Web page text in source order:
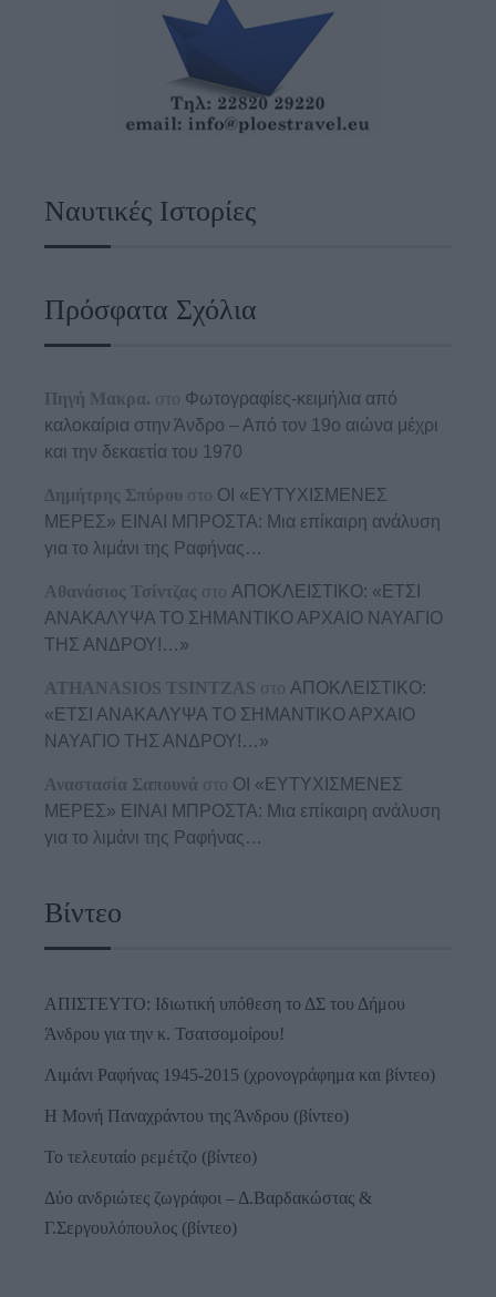
Ναυτικές Ιστορίες
Πρόσφατα Σχόλια
Πηγή Μακρα. στο Φωτογραφίες-κειμήλια από
καλοκαίρια στην Άνδρο – Από τον 19ο αιώνα μέχρι
και την δεκαετία του 1970
Δημήτρης Σπύρου στο ΟΙ «ΕΥΤΥΧΙΣΜΕΝΕΣ
ΜΕΡΕΣ» ΕΙΝΑΙ ΜΠΡΟΣΤΑ: Μια επίκαιρη ανάλυση
για το λιμάνι της Ραφήνας…
Αθανάσιος Τσίντζας στο ΑΠΟΚΛΕΙΣΤΙΚΟ: «ΕΤΣΙ
ΑΝΑΚΑΛΥΨΑ ΤΟ ΣΗΜΑΝΤΙΚΟ ΑΡΧΑΙΟ ΝΑΥΑΓΙΟ
ΤΗΣ ΑΝΔΡΟΥ!…»
ATHANASIOS TSINTZAS στο ΑΠΟΚΛΕΙΣΤΙΚΟ:
«ΕΤΣΙ ΑΝΑΚΑΛΥΨΑ ΤΟ ΣΗΜΑΝΤΙΚΟ ΑΡΧΑΙΟ
ΝΑΥΑΓΙΟ ΤΗΣ ΑΝΔΡΟΥ!…»
Αναστασία Σαπουνά στο ΟΙ «ΕΥΤΥΧΙΣΜΕΝΕΣ
ΜΕΡΕΣ» ΕΙΝΑΙ ΜΠΡΟΣΤΑ: Μια επίκαιρη ανάλυση
για το λιμάνι της Ραφήνας…
Βίντεο
ΑΠΙΣΤΕΥΤΟ: Ιδιωτική υπόθεση το ΔΣ του Δήμου
Άνδρου για την κ. Τσατσομοίρου!
Λιμάνι Ραφήνας 1945-2015 (χρονογράφημα και βίντεο)
Η Μονή Παναχράντου της Άνδρου (βίντεο)
Το τελευταίο ρεμέτζο (βίντεο)
Δύο ανδριώτες ζωγράφοι – Δ.Βαρδακώστας &
Γ.Σεργουλόπουλος (βίντεο)